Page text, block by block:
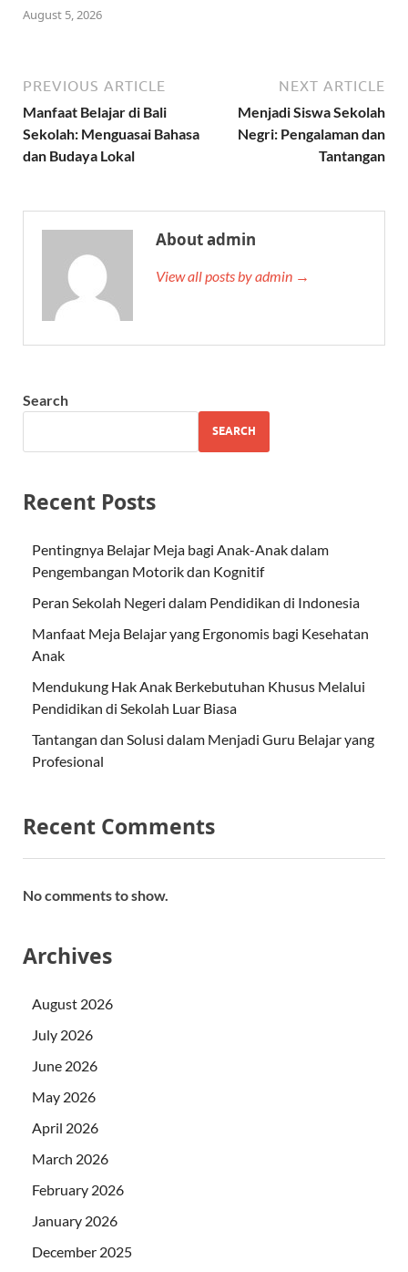
August 5, 2026
PREVIOUS ARTICLE
Manfaat Belajar di Bali
Sekolah: Menguasai Bahasa
dan Budaya Lokal
NEXT ARTICLE
Menjadi Siswa Sekolah
Negri: Pengalaman dan
Tantangan
About admin
View all posts by admin →
Search
SEARCH
Recent Posts
Pentingnya Belajar Meja bagi Anak-Anak dalam
Pengembangan Motorik dan Kognitif
Peran Sekolah Negeri dalam Pendidikan di Indonesia
Manfaat Meja Belajar yang Ergonomis bagi Kesehatan
Anak
Mendukung Hak Anak Berkebutuhan Khusus Melalui
Pendidikan di Sekolah Luar Biasa
Tantangan dan Solusi dalam Menjadi Guru Belajar yang
Profesional
Recent Comments
No comments to show.
Archives
August 2026
July 2026
June 2026
May 2026
April 2026
March 2026
February 2026
January 2026
December 2025